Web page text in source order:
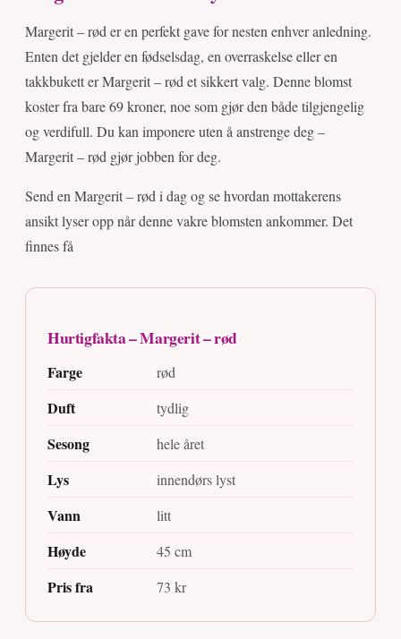
Margerit – rød er en perfekt gave for nesten enhver anledning.
Enten det gjelder en fødselsdag, en overraskelse eller en
takkbukett er Margerit – rød et sikkert valg. Denne blomst
koster fra bare 69 kroner, noe som gjør den både tilgjengelig
og verdifull. Du kan imponere uten å anstrenge deg –
Margerit – rød gjør jobben for deg.
Send en Margerit – rød i dag og se hvordan mottakerens
ansikt lyser opp når denne vakre blomsten ankommer. Det
finnes få
Hurtigfakta – Margerit – rød
Farge rød
Duft tydlig
Sesong hele året
Lys innendørs lyst
Vann litt
Høyde 45 cm
Pris fra 73 kr